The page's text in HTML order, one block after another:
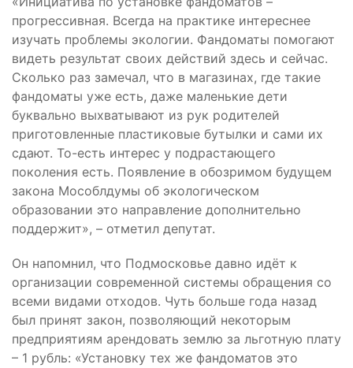
прогрессивная. Всегда на практике интереснее
изучать проблемы экологии. Фандоматы помогают
видеть результат своих действий здесь и сейчас.
Сколько раз замечал, что в магазинах, где такие
фандоматы уже есть, даже маленькие дети
буквально выхватывают из рук родителей
приготовленные пластиковые бутылки и сами их
сдают. То-есть интерес у подрастающего
поколения есть. Появление в обозримом будущем
закона Мособлдумы об экологическом
образовании это направление дополнительно
поддержит», – отметил депутат.
Он напомнил, что Подмосковье давно идёт к
организации современной системы обращения со
всеми видами отходов. Чуть больше года назад
был принят закон, позволяющий некоторым
предприятиям арендовать землю за льготную плату
– 1 рубль: «Установку тех же фандоматов это